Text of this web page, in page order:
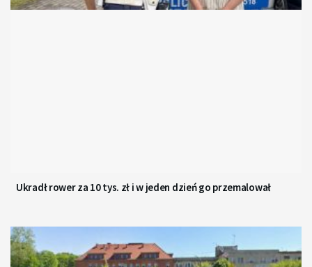
Ukradł rower za 10 tys. zł i w jeden dzień go przemalował